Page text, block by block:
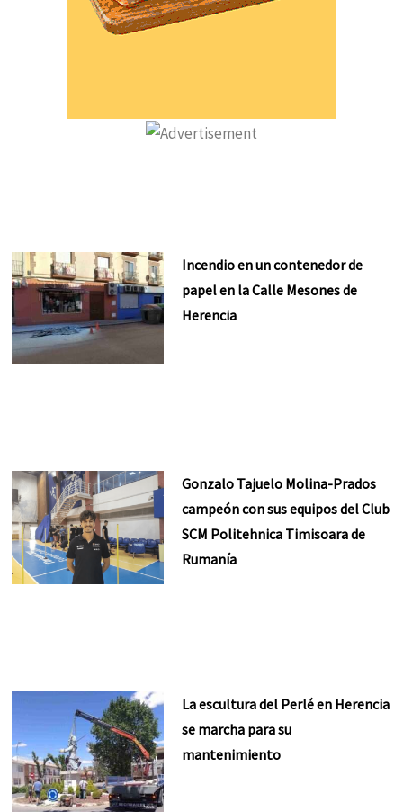
Incendio en un contenedor de
papel en la Calle Mesones de
Herencia
Gonzalo Tajuelo Molina-Prados
campeón con sus equipos del Club
SCM Politehnica Timisoara de
Rumanía
La escultura del Perlé en Herencia
se marcha para su
mantenimiento